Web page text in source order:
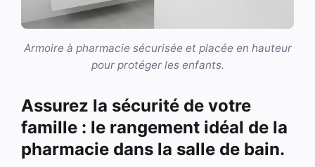
Armoire à pharmacie sécurisée et placée en hauteur
pour protéger les enfants.
Assurez la sécurité de votre
famille : le rangement idéal de la
pharmacie dans la salle de bain.